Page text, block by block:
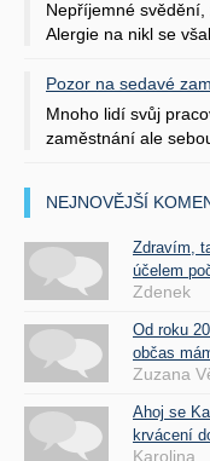
Nepříjemné
Alergie na nikl se
Pozor na sedavé
Mnoho lidí svůj
zaměstnání ale
NEJNOVĚJŠÍ
Zdravím,
účelem
Zdenek
Od roku
občas
Zuzana
Ahoj se
krvácení
Karolina